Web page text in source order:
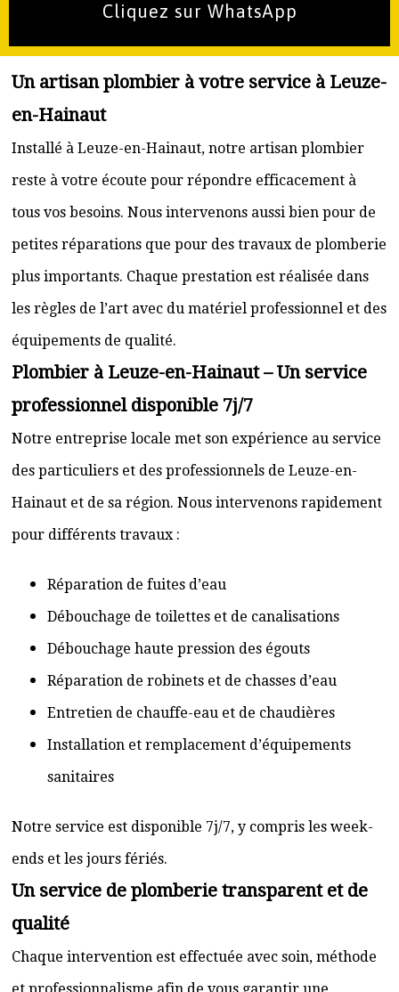
Cliquez sur WhatsApp
Un artisan plombier à votre service à Leuze-
en-Hainaut
Installé à Leuze-en-Hainaut, notre artisan plombier
reste à votre écoute pour répondre efficacement à
tous vos besoins. Nous intervenons aussi bien pour de
petites réparations que pour des travaux de plomberie
plus importants. Chaque prestation est réalisée dans
les règles de l’art avec du matériel professionnel et des
équipements de qualité.
Plombier à Leuze-en-Hainaut – Un service
professionnel disponible 7j/7
Notre entreprise locale met son expérience au service
des particuliers et des professionnels de Leuze-en-
Hainaut et de sa région. Nous intervenons rapidement
pour différents travaux :
Réparation de fuites d’eau
Débouchage de toilettes et de canalisations
Débouchage haute pression des égouts
Réparation de robinets et de chasses d’eau
Entretien de chauffe-eau et de chaudières
Installation et remplacement d’équipements
sanitaires
Notre service est disponible 7j/7, y compris les week-
ends et les jours fériés.
Un service de plomberie transparent et de
qualité
Chaque intervention est effectuée avec soin, méthode